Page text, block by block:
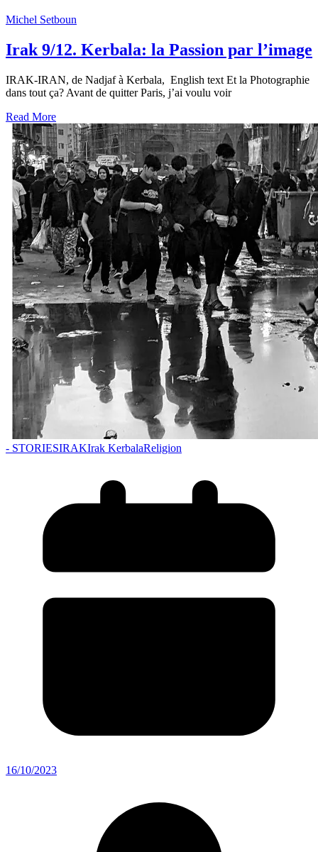
Michel Setboun
Irak 9/12. Kerbala: la Passion par l’image
IRAK-IRAN, de Nadjaf à Kerbala, English text Et la Photographie
dans tout ça? Avant de quitter Paris, j’ai voulu voir
Read More
- STORIESIRAKIrak KerbalaReligion
16/10/2023